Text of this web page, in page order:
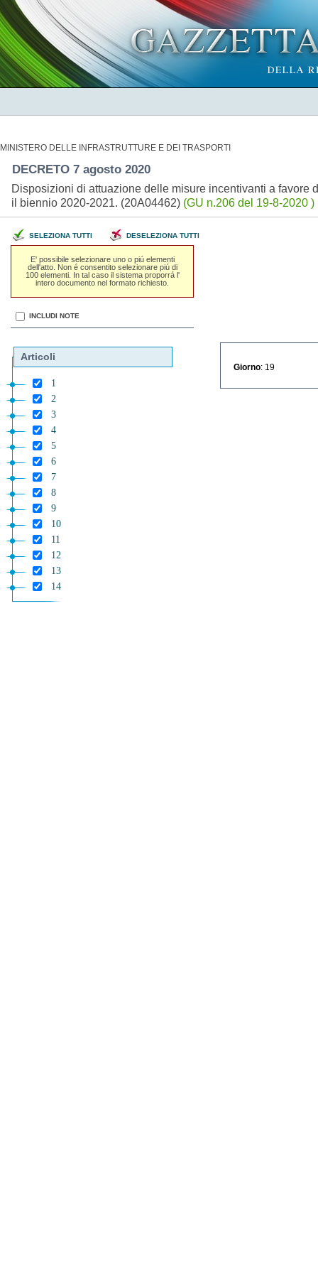
MINISTERO DELLE INFRASTRUTTURE E DEI TRASPORTI
DECRETO 7 agosto 2020
Disposizioni di attuazione delle misure incentivanti a favore
il biennio 2020-2021. (20A04462) (GU n.206 del 19-8-2020 )
SELEZIONA TUTTI DESELEZIONA TUTTI
E' possibile selezionare uno o piú elementi
dell'atto. Non é consentito selezionare piú di
100 elementi. In tal caso il sistema proporrá l'
intero documento nel formato richiesto.
INCLUDI NOTE
Articoli
1
2
3
4
5
6
7
8
9
10
11
12
13
14
Giorno : 19